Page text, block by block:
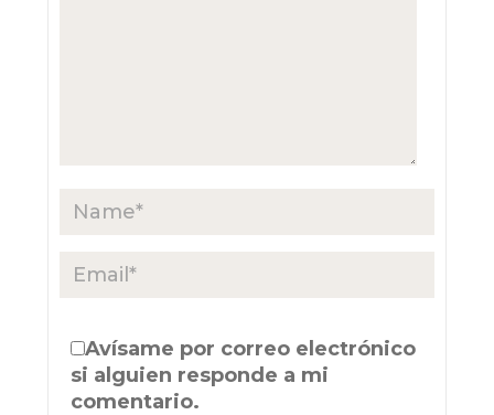
Avísame por correo electrónico
si alguien responde a mi
comentario.